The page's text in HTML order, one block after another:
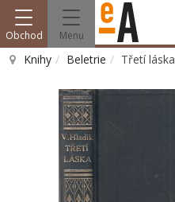
Obchod Menu
Knihy Beletrie Třetí láska